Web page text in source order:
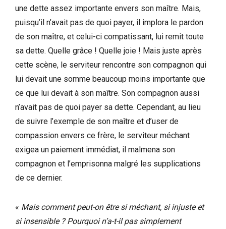
une dette assez importante envers son maître. Mais,
puisqu’il n’avait pas de quoi payer, il implora le pardon
de son maître, et celui-ci compatissant, lui remit toute
sa dette. Quelle grâce ! Quelle joie ! Mais juste après
cette scène, le serviteur rencontre son compagnon qui
lui devait une somme beaucoup moins importante que
ce que lui devait à son maître. Son compagnon aussi
n’avait pas de quoi payer sa dette. Cependant, au lieu
de suivre l’exemple de son maître et d’user de
compassion envers ce frère, le serviteur méchant
exigea un paiement immédiat, il malmena son
compagnon et l’emprisonna malgré les supplications
de ce dernier.
« Mais comment peut-on être si méchant, si injuste et
si insensible ? Pourquoi n’a-t-il pas simplement